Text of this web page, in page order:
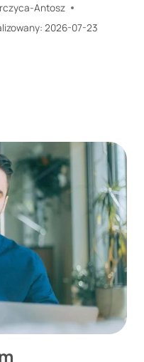
Antosz
2026-07-23